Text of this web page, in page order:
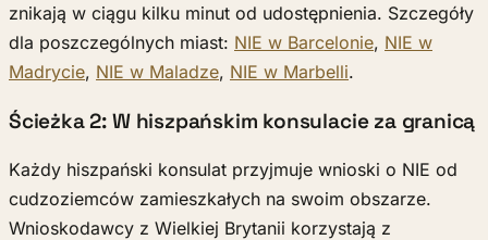
znikają w ciągu kilku minut od udostępnienia. Szczegóły
dla poszczególnych miast: NIE w Barcelonie, NIE w
Madrycie, NIE w Maladze, NIE w Marbelli.
Ścieżka 2: W hiszpańskim konsulacie za granicą
Każdy hiszpański konsulat przyjmuje wnioski o NIE od
cudzoziemców zamieszkałych na swoim obszarze.
Wnioskodawcy z Wielkiej Brytanii korzystają z